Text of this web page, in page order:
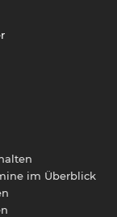
im Überblick